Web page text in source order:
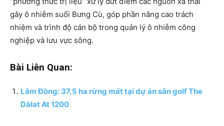
gây ô nhiễm suối Bưng Cù, góp phần nâng cao trách
nhiệm và trình độ cán bộ trong quản lý ô nhiễm công
nghiệp và lưu vực sông.
Bài Liên Quan:
Lâm Đồng: 37,5 ha rừng mất tại dự án sân golf The
Dàlat At 1200